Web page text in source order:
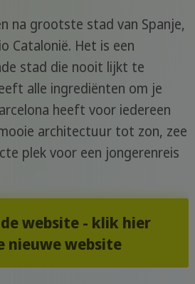
na grootste stad van Spanje,
Catalonië. Het is een
stad die nooit lijkt te
alle ingrediënten om je
heeft voor iedereen
architectuur tot zon, zee
plek voor een jongerenreis
website - klik hier
nieuwe website